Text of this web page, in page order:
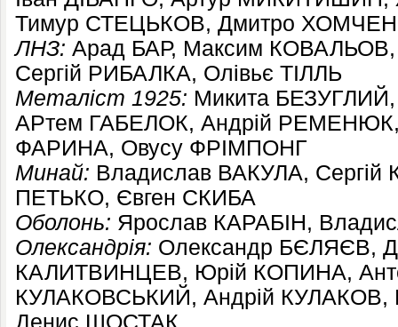
Тимур СТЕЦЬКОВ, Дмитро
ЛНЗ: Арад БАР, Максим
Сергій РИБАЛКА, Олівьє ТІЛЛЬ
Металіст 1925: Микита
АРтем ГАБЕЛОК, Андрій РЕМЕНЮК,
ФАРИНА, Овусу ФРІМПОНГ
Минай: Владислав ВАКУЛА, Сергій
ПЕТЬКО, Євген СКИБА
Оболонь: Ярослав КАРАБІН,
Олександрія: Олександр БЄЛЯЄВ,
КАЛИТВИНЦЕВ, Юрій КОПИНА,
КУЛАКОВСЬКИЙ, Андрій КУЛАКОВ,
Денис ШОСТАК